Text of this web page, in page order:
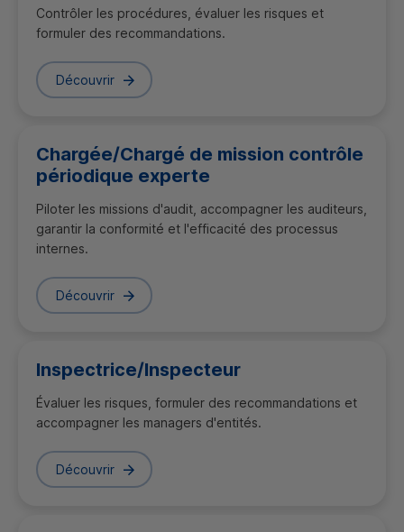
Contrôler les procédures, évaluer les risques et
formuler des recommandations.
Découvrir
Chargée/Chargé de mission contrôle
périodique experte
Piloter les missions d'audit, accompagner les auditeurs,
garantir la conformité et l'efficacité des processus
internes.
Découvrir
Inspectrice/Inspecteur
Évaluer les risques, formuler des recommandations et
accompagner les managers d'entités.
Découvrir